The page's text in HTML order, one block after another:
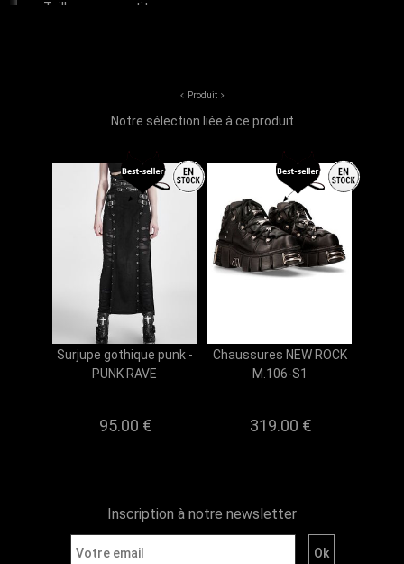
Produit
Notre sélection liée à ce produit
Surjupe gothique punk -
PUNK RAVE
95.00 €
Chaussures NEW ROCK
M.106-S1
319.00 €
Inscription à notre newsletter